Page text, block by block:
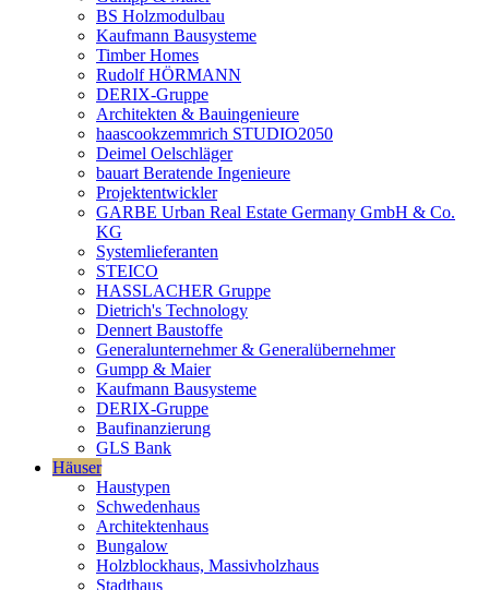
BS Holzmodulbau
Kaufmann Bausysteme
Timber Homes
Rudolf HÖRMANN
DERIX-Gruppe
Architekten & Bauingenieure
haascookzemmrich STUDIO2050
Deimel Oelschläger
bauart Beratende Ingenieure
Projektentwickler
GARBE Urban Real Estate Germany GmbH & Co.
KG
Systemlieferanten
STEICO
HASSLACHER Gruppe
Dietrich's Technology
Dennert Baustoffe
Generalunternehmer & Generalübernehmer
Gumpp & Maier
Kaufmann Bausysteme
DERIX-Gruppe
Baufinanzierung
GLS Bank
Häuser
Haustypen
Schwedenhaus
Architektenhaus
Bungalow
Holzblockhaus, Massivholzhaus
Stadthaus